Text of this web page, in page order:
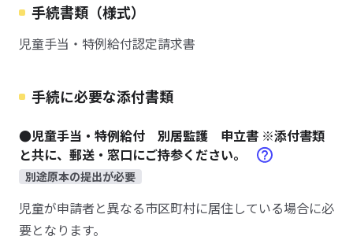
手続書類（様式）
児童手当・特例給付認定請求書
手続に必要な添付書類
●児童手当・特例給付 別居監護 申立書 ※添付書類
と共に、郵送・窓口にご持参ください。
別途原本の提出が必要
児童が申請者と異なる市区町村に居住している場合に必
要となります。